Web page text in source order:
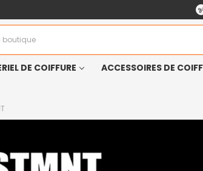
DE COIFFURE ACCESSOIRES DE